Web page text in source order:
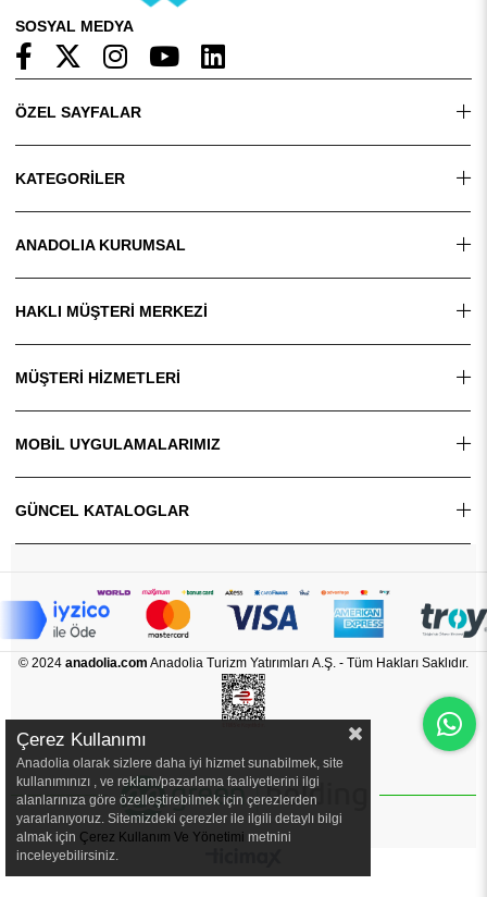
SOSYAL MEDYA
ÖZEL SAYFALAR
KATEGORİLER
ANADOLIA KURUMSAL
HAKLI MÜŞTERİ MERKEZİ
MÜŞTERİ HİZMETLERİ
MOBİL UYGULAMALARIMIZ
GÜNCEL KATALOGLAR
© 2024 anadolia.com Anadolia Turizm Yatırımları A.Ş. - Tüm Hakları Saklıdır.
Çerez Kullanımı
Anadolia olarak sizlere daha iyi hizmet sunabilmek, site
kullanımınızı , ve reklam/pazarlama faaliyetlerini ilgi
alanlarınıza göre özelleştirebilmek için çerezlerden
yararlanıyoruz. Sitemizdeki çerezler ile ilgili detaylı bilgi
almak için Çerez Kullanım Ve Yönetimi metnini
inceleyebilirsiniz.